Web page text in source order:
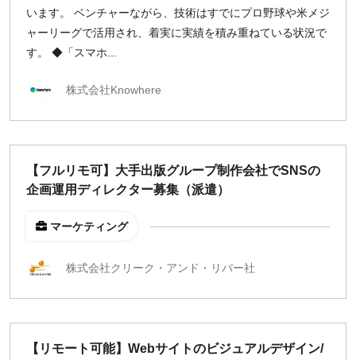
います。 ベンチャーながら、技術はすでにプロ野球や米メジ
ャーリーグで活用され、着実に実績を積み重ねている状況で
す。 ◆「スマホ...
株式会社Knowhere
【フルリモ可】大手出版グループ制作会社でSNSの
企画運用ディレクター募集（派遣）
マーケティング
株式会社クリーク・アンド・リバー社
【リモート可能】Webサイトのビジュアルデザイン/